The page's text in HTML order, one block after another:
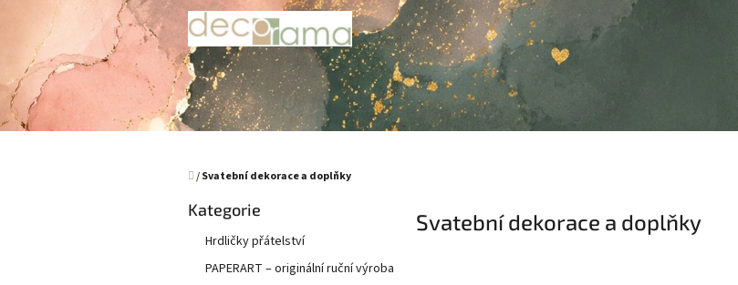
Domů
/Svatební dekorace a doplňky
Přeskočit
Kategorie
Hrdličky přátelství
PAPERART – originální ruční výroba
Svatební dekorace a doplňky